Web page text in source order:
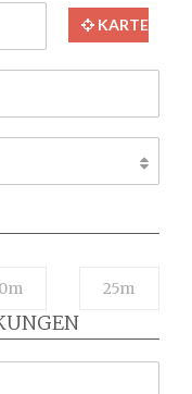
KARTE
25m